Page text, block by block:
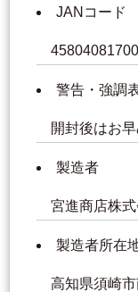
JANコード
警告・強調
開封後はお
製造者
宮進商店株
製造者所在
高知県須崎